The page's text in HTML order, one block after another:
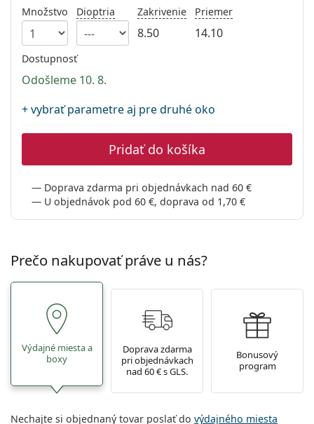
Všetky značky
Persol
Prada
Všetky roztoky
Množstvo Dioptria Zakrivenie
8.50
Priemer
14.10
Dostupnosť
Odošleme 10. 8.
+ vybrať parametre aj pre druhé oko
Pridať do košíka
Doprava zdarma pri objednávkach nad 60 €
U objednávok pod 60 €, doprava od 1,70 €
Prečo nakupovať práve u nás?
Výdajné miesta a
boxy
Doprava zdarma
pri objednávkach
nad 60 € s GLS.
Bonusový
program
Nechajte si objednaný tovar poslať do výdajného miesta